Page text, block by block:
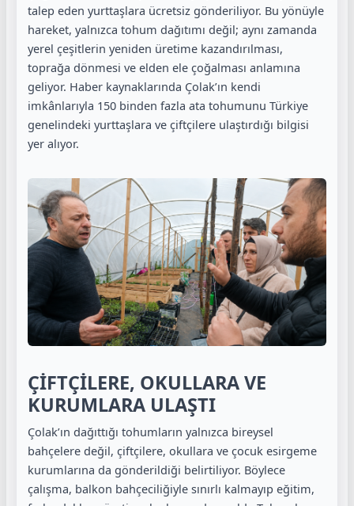
talep eden yurttaşlara ücretsiz gönderiliyor. Bu yönüyle
hareket, yalnızca tohum dağıtımı değil; aynı zamanda
yerel çeşitlerin yeniden üretime kazandırılması,
toprağa dönmesi ve elden ele çoğalması anlamına
geliyor. Haber kaynaklarında Çolak’ın kendi
imkânlarıyla 150 binden fazla ata tohumunu Türkiye
genelindeki yurttaşlara ve çiftçilere ulaştırdığı bilgisi
yer alıyor.
ÇİFTÇİLERE, OKULLARA VE
KURUMLARA ULAŞTI
Çolak’ın dağıttığı tohumların yalnızca bireysel
bahçelere değil, çiftçilere, okullara ve çocuk esirgeme
kurumlarına da gönderildiği belirtiliyor. Böylece
çalışma, balkon bahçeciliğiyle sınırlı kalmayıp eğitim,